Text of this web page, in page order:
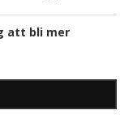
att bli mer